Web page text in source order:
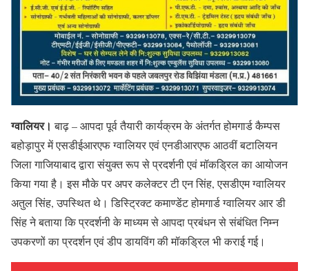
ग्वालियर। बाढ़ – आपदा पूर्व तैयारी कार्यक्रम के अंतर्गत होमगार्ड कैम्पस
बहोड़ापुर में एसडीईआरएफ ग्वालियर एवं एनडीआरएफ आठवीं बटालियन
जिला गाजियाबाद द्वारा संयुक्त रूप से प्रदर्शनी एवं मॉकड्रिल का आयोजन
किया गया है। इस मौके पर अपर कलेक्टर टी एन सिंह, एसडीएम ग्वालियर
अतुल सिंह, उपस्थित थे। डिस्ट्रिक्ट कमाण्डेंट होमगार्ड ग्वालियर आर डी
सिंह ने बताया कि प्रदर्शनी के माध्यम से आपदा प्रबंधन से संबंधित निम्न
उपकरणों का प्रदर्शन एवं डीप डायविंग की मॉकड्रिल भी कराई गई।